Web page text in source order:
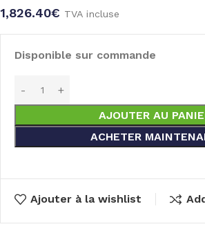
1,826.40€ TVA incluse
Disponible sur commande
AJOUTER AU
ACHETER
Ajouter à la wishlist